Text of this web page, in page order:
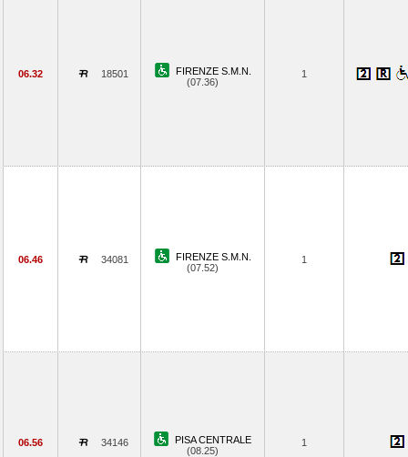
06.32 18501
FIRENZE S.M.N.
(07.36)
1
06.46 34081
FIRENZE S.M.N.
(07.52)
1
06.56 34146
PISA CENTRALE
(08.25)
1